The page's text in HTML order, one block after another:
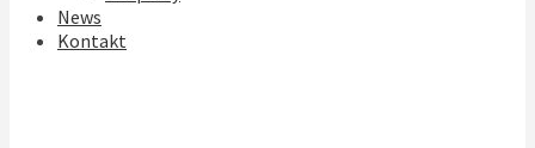
News
Kontakt